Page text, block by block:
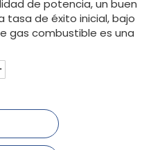
de potencia, un buen
tasa de éxito inicial, bajo
gas combustible es una